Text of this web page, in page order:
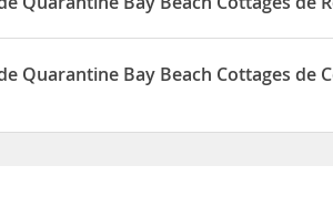
Bay Beach Cottages disponen de
Quarantine Bay Beach Cottages de